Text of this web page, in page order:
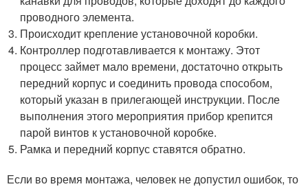
проводного элемента.
Происходит крепление установочной коробки.
Контроллер подготавливается к монтажу. Этот
процесс займет мало времени, достаточно открыть
передний корпус и соединить провода способом,
который указан в прилегающей инструкции. После
выполнения этого мероприятия прибор крепится
парой винтов к установочной коробке.
Рамка и передний корпус ставятся обратно.
Если во время монтажа, человек не допустил ошибок, то